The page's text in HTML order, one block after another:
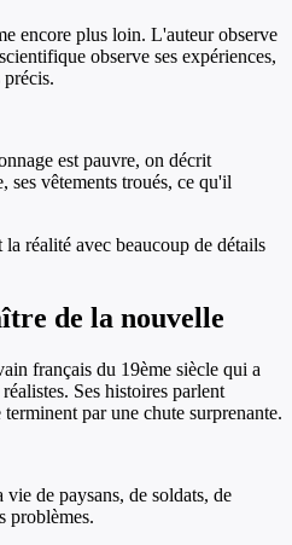
encore plus loin. L'auteur observe
observe ses expériences,
est pauvre, on décrit
ses vêtements troués, ce qu'il
réalité avec beaucoup de détails
de la nouvelle
français du 19ème siècle qui a
Ses histoires parlent
par une chute surprenante.
de paysans, de soldats, de
problèmes.